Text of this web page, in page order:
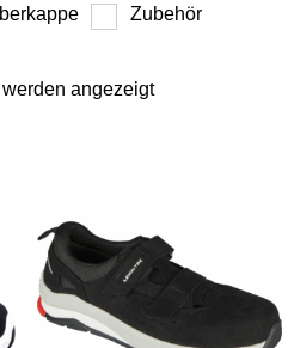
Zubehör
angezeigt